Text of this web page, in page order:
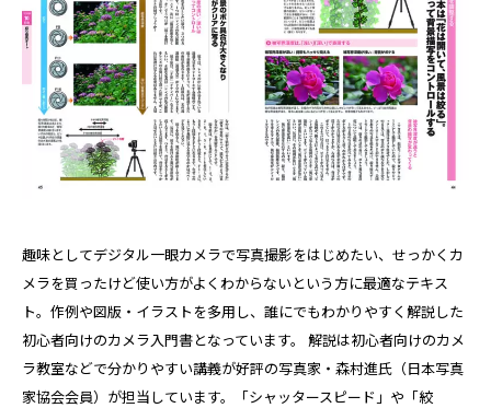
趣味としてデジタル一眼カメラで写真撮影をはじめたい、せっかくカ
メラを買ったけど使い方がよくわからないという方に最適なテキス
ト。作例や図版・イラストを多用し、誰にでもわかりやすく解説した
初心者向けのカメラ入門書となっています。 解説は初心者向けのカメ
ラ教室などで分かりやすい講義が好評の写真家・森村進氏（日本写真
家協会会員）が担当しています。「シャッタースピード」や「絞